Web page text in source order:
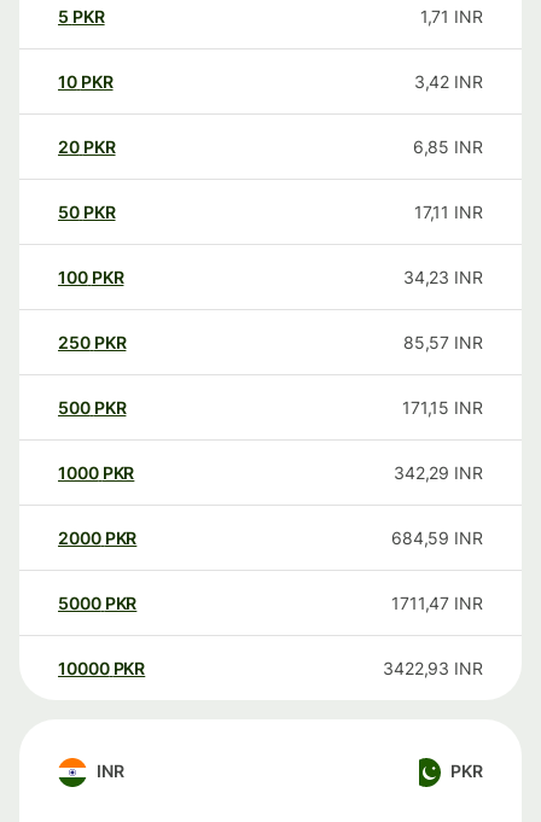
5 PKR 1,71 INR
10 PKR 3,42 INR
20 PKR 6,85 INR
50 PKR 17,11 INR
100 PKR 34,23 INR
250 PKR 85,57 INR
500 PKR 171,15 INR
1000 PKR 342,29 INR
2000 PKR 684,59 INR
5000 PKR 1711,47 INR
10000 PKR 3422,93 INR
INR PKR